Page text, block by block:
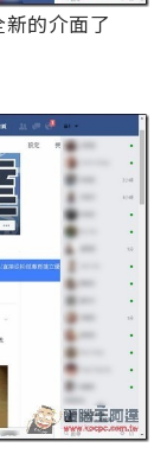
的介面了